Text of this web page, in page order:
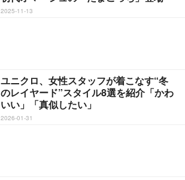
2025-11-13
ユニクロ、女性スタッフが着こなす“冬
のレイヤード”スタイル8選を紹介「かわ
いい」「真似したい」
2026-01-31